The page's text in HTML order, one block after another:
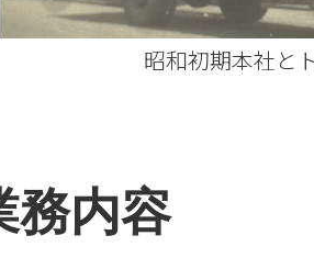
昭和初期本社と
務内容